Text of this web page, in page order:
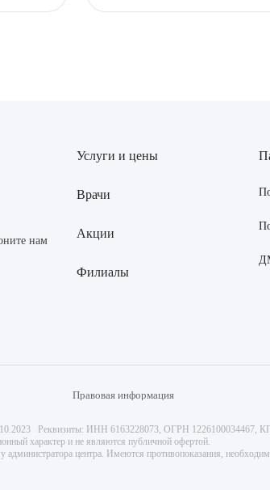
нам
Услуги и цены
Врачи
Акции
Филиалы
Правовая информация
Реквизиты: ИНН 6163228073, ОГРН 1226100034467,
характер и не являются публичной офертой.
центра. Имеются противопоказания,